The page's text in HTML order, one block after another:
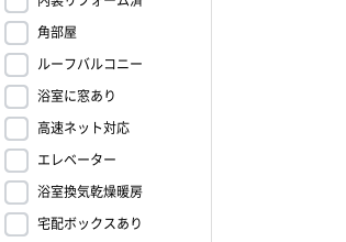
角部屋
ルーフバルコニー
浴室に窓あり
高速ネット対応
エレベーター
浴室換気乾燥暖房
宅配ボックスあり